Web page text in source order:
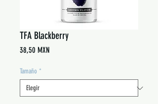
TFA Blackberry
38,50 MXNPrecio
Tamaño *